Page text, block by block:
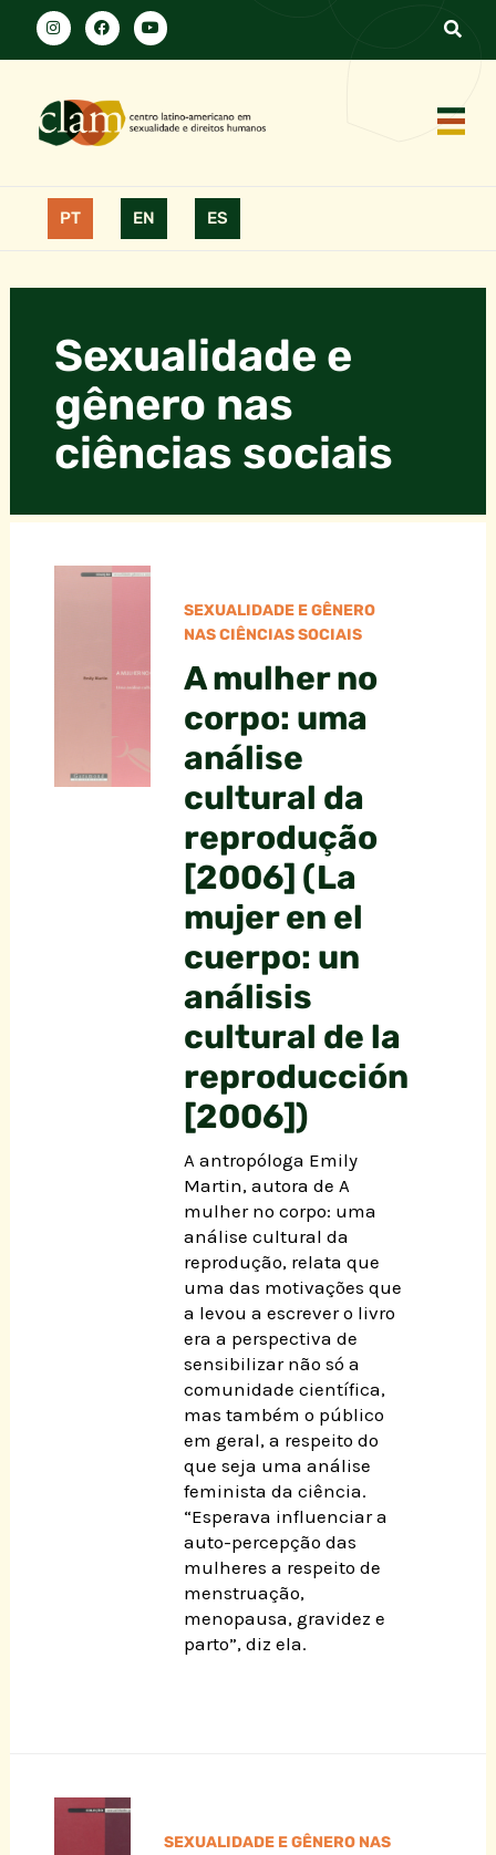
PT EN ES
Sexualidade e
gênero nas
ciências sociais
SEXUALIDADE E GÊNERO
NAS CIÊNCIAS SOCIAIS
A mulher no
corpo: uma
análise
cultural da
reprodução
[2006] (La
mujer en el
cuerpo: un
análisis
cultural de la
reproducción
[2006])
A antropóloga Emily
Martin, autora de A
mulher no corpo: uma
análise cultural da
reprodução, relata que
uma das motivações que
a levou a escrever o livro
era a perspectiva de
sensibilizar não só a
comunidade científica,
mas também o público
em geral, a respeito do
que seja uma análise
feminista da ciência.
“Esperava influenciar a
auto-percepção das
mulheres a respeito de
menstruação,
menopausa, gravidez e
parto”, diz ela.
SEXUALIDADE E GÊNERO NAS